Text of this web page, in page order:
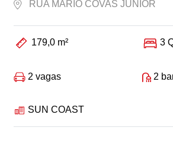
RUA MÁRIO COVAS JÚNIOR
179,0 m² 3
2 vagas 2
SUN COAST